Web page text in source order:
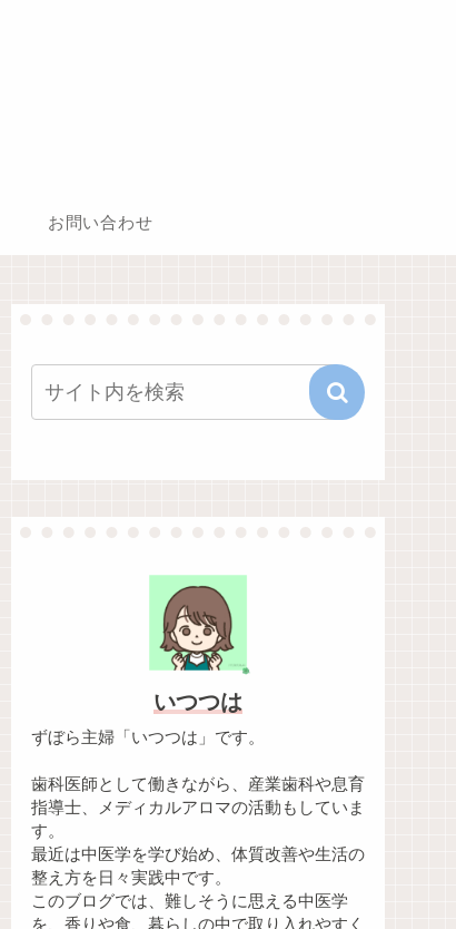
お問い合わせ
いつつは
ずぼら主婦「いつつは」です。
歯科医師として働きながら、産業歯科や息育
指導士、メディカルアロマの活動もしていま
す。
最近は中医学を学び始め、体質改善や生活の
整え方を日々実践中です。
このブログでは、難しそうに思える中医学
を、香りや食、暮らしの中で取り入れやすく